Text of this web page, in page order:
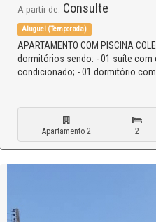
A partir de: Consulte
Aluguel (Temporada)
APARTAMENTO COM PISCINA
dormitórios sendo: - 01 suíte com
condicionado; - 01 dormitório
Apartamento 2 2